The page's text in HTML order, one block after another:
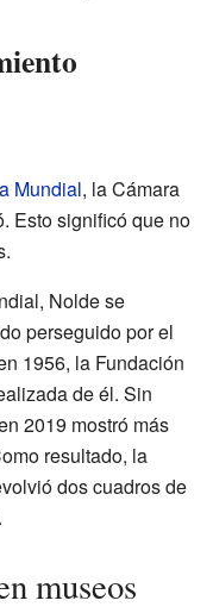
Mundial, la Cámara
Esto significó que no
Nolde se
perseguido por el
1956, la Fundación
de él. Sin
2019 mostró más
resultado, la
dos cuadros de
museos